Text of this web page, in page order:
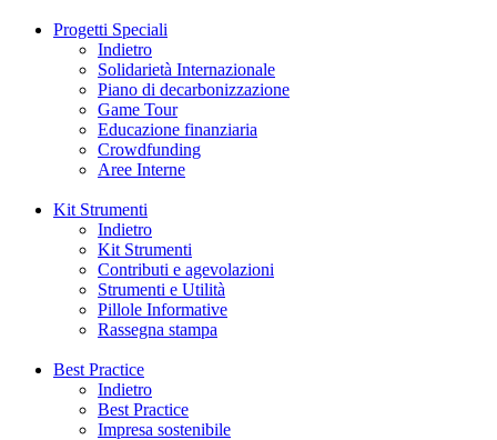
Progetti Speciali
Indietro
Solidarietà Internazionale
Piano di decarbonizzazione
Game Tour
Educazione finanziaria
Crowdfunding
Aree Interne
Kit Strumenti
Indietro
Kit Strumenti
Contributi e agevolazioni
Strumenti e Utilità
Pillole Informative
Rassegna stampa
Best Practice
Indietro
Best Practice
Impresa sostenibile